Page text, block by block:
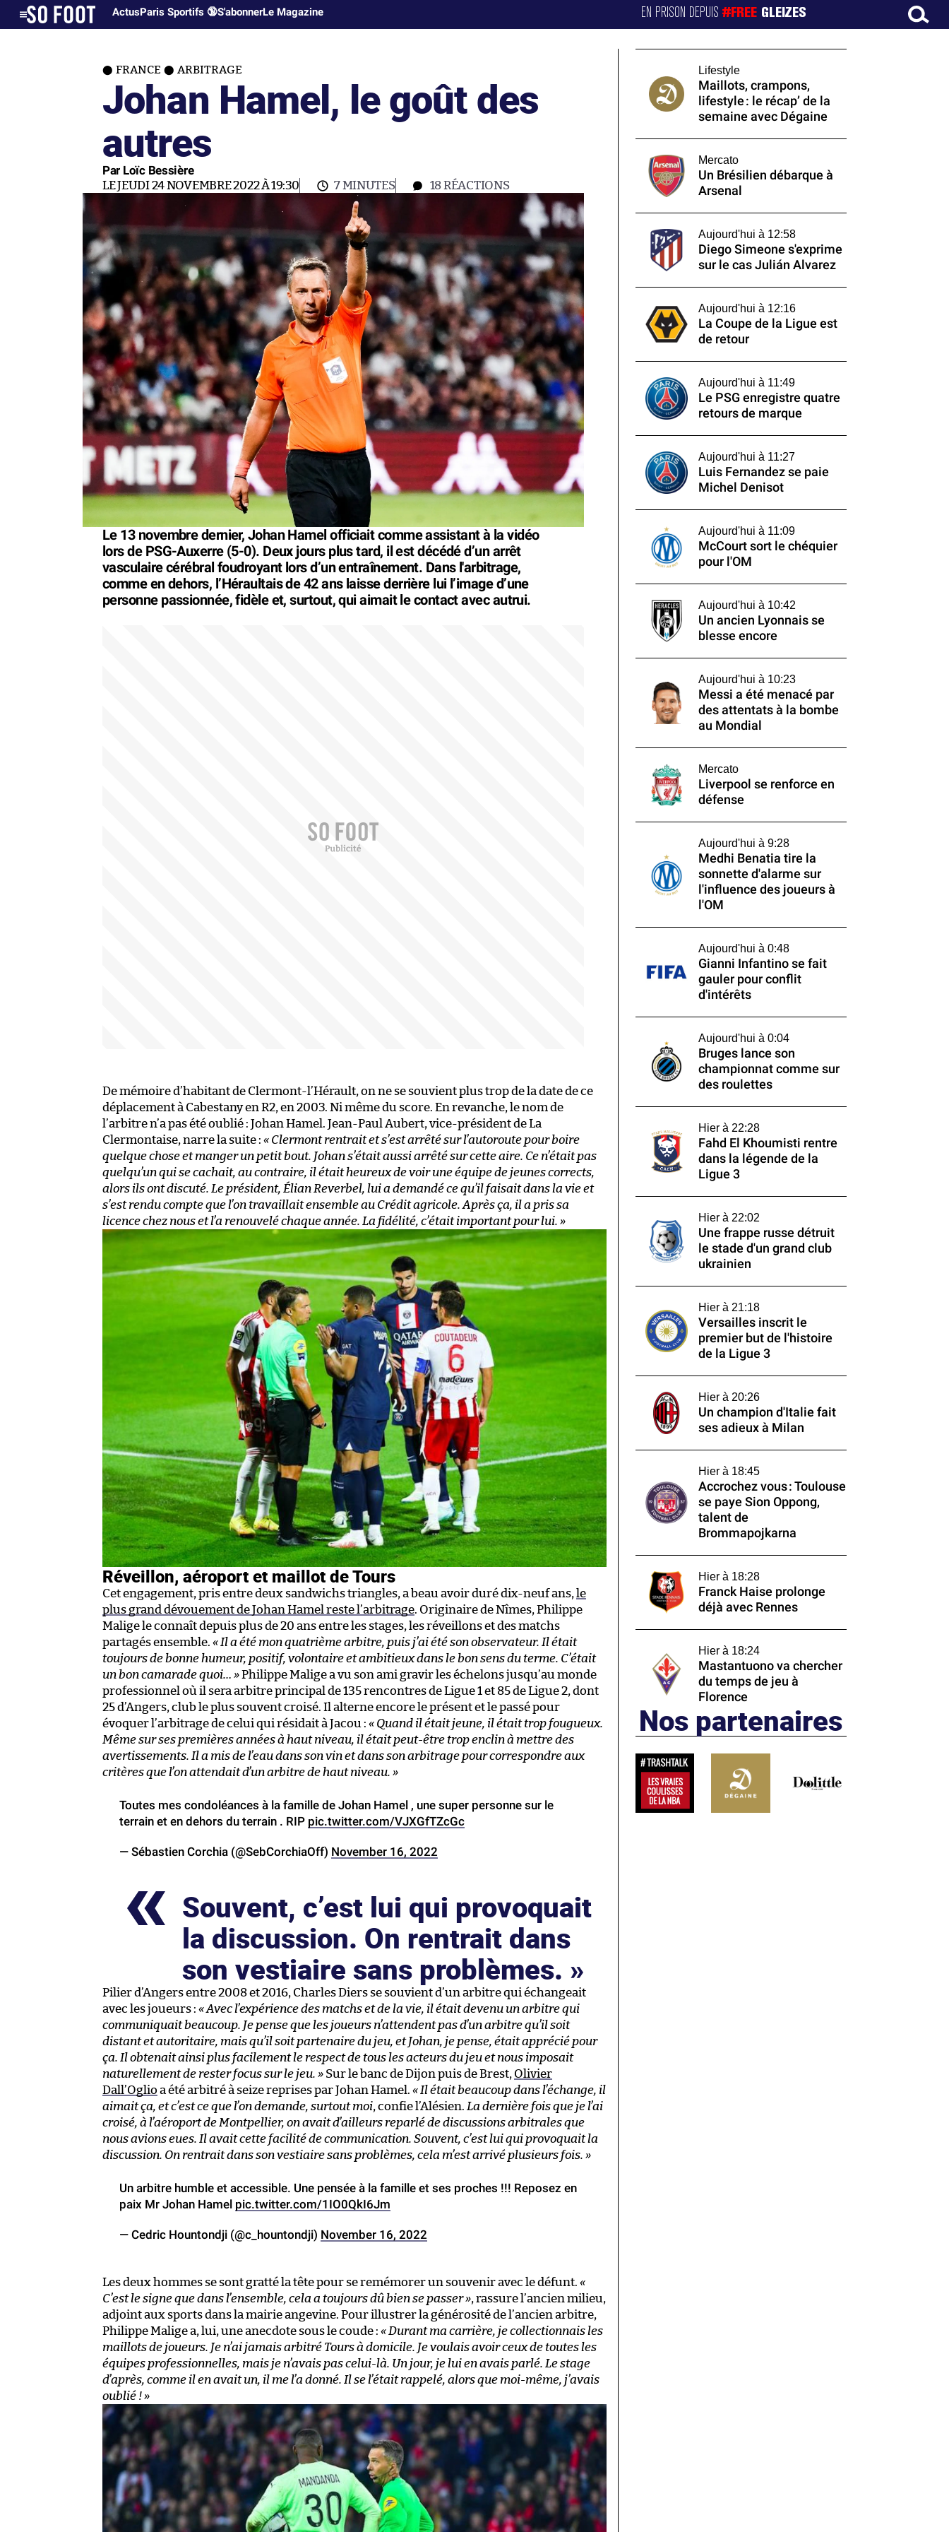
ActusParis Sportifs 🔞S'abonnerLe Magazine EN PRISON DEPUIS#FREE GLEIZES
FRANCE ARBITRAGE
Johan Hamel, le goût des
autres
Par Loïc Bessière
LE JEUDI 24 NOVEMBRE 2022 À 19:30 7 MINUTES 18RÉACTIONS
Le 13 novembre dernier, Johan Hamel officiait comme assistant à la vidéo
lors de PSG-Auxerre (5-0). Deux jours plus tard, il est décédé d’un arrêt
vasculaire cérébral foudroyant lors d’un entraînement. Dans l'arbitrage,
comme en dehors, l’Héraultais de 42 ans laisse derrière lui l’image d’une
personne passionnée, fidèle et, surtout, qui aimait le contact avec autrui.
De mémoire d’habitant de Clermont-l’Hérault, on ne se souvient plus trop de la date de ce
déplacement à Cabestany en R2, en 2003. Ni même du score. En revanche, le nom de
l’arbitre n’a pas été oublié : Johan Hamel. Jean-Paul Aubert, vice-président de La
Clermontaise, narre la suite : « Clermont rentrait et s’est arrêté sur l’autoroute pour boire
quelque chose et manger un petit bout. Johan s’était aussi arrêté sur cette aire. Ce n’était pas
quelqu’un qui se cachait, au contraire, il était heureux de voir une équipe de jeunes corrects,
alors ils ont discuté. Le président, Élian Reverbel, lui a demandé ce qu’il faisait dans la vie et
s’est rendu compte que l’on travaillait ensemble au Crédit agricole. Après ça, il a pris sa
licence chez nous et l’a renouvelé chaque année. La fidélité, c’était important pour lui. »
Réveillon, aéroport et maillot de Tours
Cet engagement, pris entre deux sandwichs triangles, a beau avoir duré dix-neuf ans, le
plus grand dévouement de Johan Hamel reste l’arbitrage. Originaire de Nîmes, Philippe
Malige le connaît depuis plus de 20 ans entre les stages, les réveillons et des matchs
partagés ensemble. « Il a été mon quatrième arbitre, puis j’ai été son observateur. Il était
toujours de bonne humeur, positif, volontaire et ambitieux dans le bon sens du terme. C’était
un bon camarade quoi… »Philippe Malige a vu son ami gravir les échelons jusqu’au monde
professionnel où il sera arbitre principal de 135 rencontres de Ligue 1 et 85 de Ligue 2, dont
25 d’Angers, club le plus souvent croisé. Il alterne encore le présent et le passé pour
évoquer l’arbitrage de celui qui résidait à Jacou : « Quand il était jeune, il était trop fougueux.
Même sur ses premières années à haut niveau, il était peut-être trop enclin à mettre des
avertissements. Il a mis de l’eau dans son vin et dans son arbitrage pour correspondre aux
critères que l’on attendait d’un arbitre de haut niveau. »
Toutes mes condoléances à la famille de Johan Hamel , une super personne sur le
terrain et en dehors du terrain . RIP pic.twitter.com/VJXGfTZcGc
— Sébastien Corchia (@SebCorchiaOff) November 16, 2022
Souvent, c’est lui qui provoquait
la discussion. On rentrait dans
son vestiaire sans problèmes.
Pilier d’Angers entre 2008 et 2016, Charles Diers se souvient d’un arbitre qui échangeait
avec les joueurs : « Avec l’expérience des matchs et de la vie, il était devenu un arbitre qui
communiquait beaucoup. Je pense que les joueurs n’attendent pas d’un arbitre qu’il soit
distant et autoritaire, mais qu’il soit partenaire du jeu, et Johan, je pense, était apprécié pour
ça. Il obtenait ainsi plus facilement le respect de tous les acteurs du jeu et nous imposait
naturellement de rester focus sur le jeu. » Sur le banc de Dijon puis de Brest, Olivier
Dall’Oglio a été arbitré à seize reprises par Johan Hamel. « Il était beaucoup dans l’échange, il
aimait ça, et c’est ce que l’on demande, surtout moi, confie l’Alésien. La dernière fois que je l’ai
croisé, à l’aéroport de Montpellier, on avait d’ailleurs reparlé de discussions arbitrales que
nous avions eues. Il avait cette facilité de communication. Souvent, c’est lui qui provoquait la
discussion. On rentrait dans son vestiaire sans problèmes, cela m’est arrivé plusieurs fois. »
Un arbitre humble et accessible. Une pensée à la famille et ses proches !!! Reposez en
paix Mr Johan Hamel pic.twitter.com/1IO0QkI6Jm
— Cedric Hountondji (@c_hountondji) November 16, 2022
Les deux hommes se sont gratté la tête pour se remémorer un souvenir avec le défunt. «
C’est le signe que dans l’ensemble, cela a toujours dû bien se passer », rassure l’ancien milieu,
adjoint aux sports dans la mairie angevine. Pour illustrer la générosité de l’ancien arbitre,
Philippe Malige a, lui, une anecdote sous le coude : « Durant ma carrière, je collectionnais les
maillots de joueurs. Je n’ai jamais arbitré Tours à domicile. Je voulais avoir ceux de toutes les
équipes professionnelles, mais je n’avais pas celui-là. Un jour, je lui en avais parlé. Le stage
d’après, comme il en avait un, il me l’a donné. Il se l’était rappelé, alors que moi-même, j’avais
oublié ! »
Lifestyle
Maillots, crampons,
lifestyle : le récap’ de la
semaine avec Dégaine
Mercato
Un Brésilien débarque à
Arsenal
Aujourd'hui à 12:58
Diego Simeone s'exprime
sur le cas Julián Alvarez
Aujourd'hui à 12:16
La Coupe de la Ligue est
de retour
Aujourd'hui à 11:49
Le PSG enregistre quatre
retours de marque
Aujourd'hui à 11:27
Luis Fernandez se paie
Michel Denisot
Aujourd'hui à 11:09
McCourt sort le chéquier
pour l'OM
Aujourd'hui à 10:42
Un ancien Lyonnais se
blesse encore
Aujourd'hui à 10:23
Messi a été menacé par
des attentats à la bombe
au Mondial
Mercato
Liverpool se renforce en
défense
Aujourd'hui à 9:28
Medhi Benatia tire la
sonnette d'alarme sur
l'influence des joueurs à
l'OM
Aujourd'hui à 0:48
Gianni Infantino se fait
gauler pour conflit
d'intérêts
Aujourd'hui à 0:04
Bruges lance son
championnat comme sur
des roulettes
Hier à 22:28
Fahd El Khoumisti rentre
dans la légende de la
Ligue 3
Hier à 22:02
Une frappe russe détruit
le stade d'un grand club
ukrainien
Hier à 21:18
Versailles inscrit le
premier but de l'histoire
de la Ligue 3
Hier à 20:26
Un champion d'Italie fait
ses adieux à Milan
Hier à 18:45
Accrochez vous : Toulouse
se paye Sion Oppong,
talent de
Brommapojkarna
Hier à 18:28
Franck Haise prolonge
déjà avec Rennes
Hier à 18:24
Mastantuono va chercher
du temps de jeu à
Florence
Nos partenaires